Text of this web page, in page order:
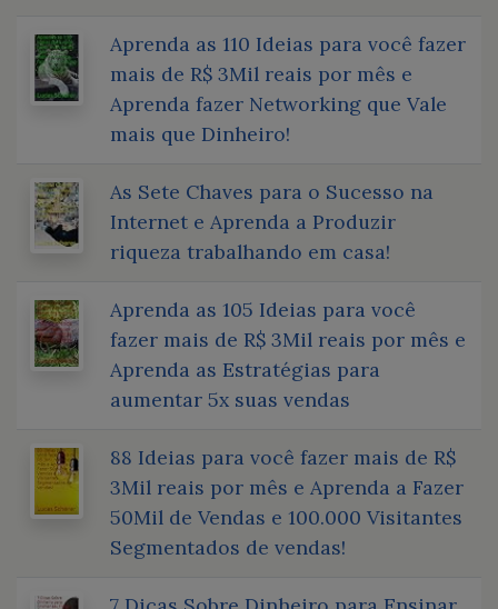
Aprenda as 110 Ideias para você fazer
mais de R$ 3Mil reais por mês e
Aprenda fazer Networking que Vale
mais que Dinheiro!
As Sete Chaves para o Sucesso na
Internet e Aprenda a Produzir
riqueza trabalhando em casa!
Aprenda as 105 Ideias para você
fazer mais de R$ 3Mil reais por mês e
Aprenda as Estratégias para
aumentar 5x suas vendas
88 Ideias para você fazer mais de R$
3Mil reais por mês e Aprenda a Fazer
50Mil de Vendas e 100.000 Visitantes
Segmentados de vendas!